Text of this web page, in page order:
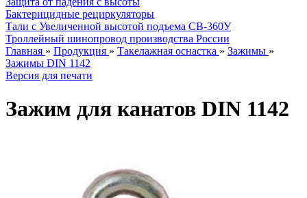
Бактерицидные рециркуляторы
Тали с Увеличенной высотой подъема СВ-360У
Троллейный шинопровод производства России
Главная » Продукция » Такелажная оснастка » Зажимы »
Зажимы DIN 1142
Версия для печати
Зажим для канатов DIN 1142